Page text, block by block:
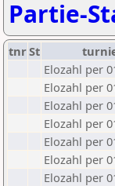
Partie-
tnrSt
Elozahl per
Elozahl per
Elozahl per
Elozahl per
Elozahl per
Elozahl per
Elozahl per